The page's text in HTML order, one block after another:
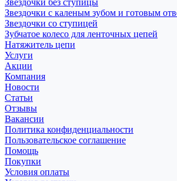
Звездочки без ступицы
Звездочки с каленым зубом и готовым
Звездочки со ступицей
Зубчатое колесо для ленточных цепей
Натяжитель цепи
Услуги
Акции
Компания
Новости
Статьи
Отзывы
Вакансии
Политика конфиденциальности
Пользовательское соглашение
Помощь
Покупки
Условия оплаты